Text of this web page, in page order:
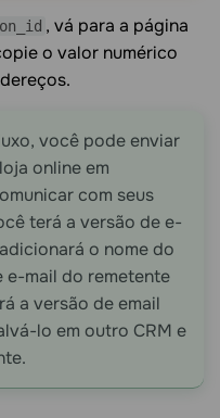
, vá para a página
o valor numérico
você pode enviar
online em
com seus
terá a versão de e-
o nome do
e-mail do remetente
a versão de email
lo em outro CRM e